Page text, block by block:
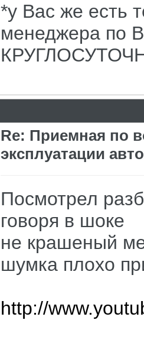
*у Вас же есть
менеджера по
Re: Приемная по
эксплуатации
Посмотрел
говоря в шоке
не крашеный
шумка плохо
http://